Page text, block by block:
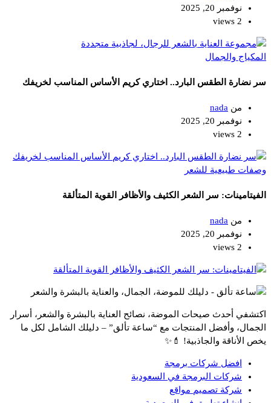
نوفمبر 20, 2025
2 views
المكياج والجمال
سر نضارة الطقس البارد.. اختاري كريم الأساس المناسب لخريفك
من nada
نوفمبر 20, 2025
2 views
وصفات طبيعية للشعر
الفيتامينات: سر الشعر الكثيف والأظافر القوية المتألقة
من nada
نوفمبر 20, 2025
2 views
اكتشفي أحدث صيحات الموضة، نصائح العناية بالبشرة والشعر، أسرار
الجمال، وأفضل المنتجات مع “ساعة تألق” – دليلك الشامل لكل ما
يخص الأناقة والجاذبية! 💄✨
افضل شركات برمجة
شركات البرمجة في السعودية
شركة تصميم مواقع